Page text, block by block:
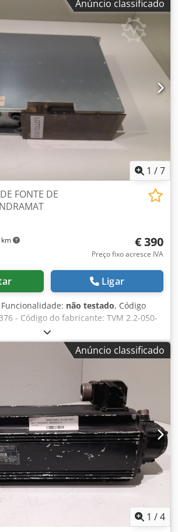
conosco. Dsdpfxjv Egkhj Amgskr
Anúncio classificado
1 /7
FONTE DE
€ 390
Preço fixo acresce IVA
Ligar
Funcionalidade: não testado, Código
- Código do fabricante: TVM 2.2-050-
Usado - Funcionalidade: Não
interessado, oferecemos um serviço de
conosco. Dkodpfev Efi Asx Amgor
Anúncio classificado
1 /4